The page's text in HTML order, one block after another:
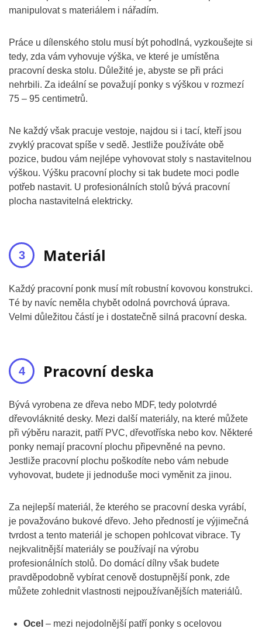
manipulovat s materiálem i nářadím.
Práce u dílenského stolu musí být pohodlná, vyzkoušejte si
tedy, zda vám vyhovuje výška, ve které je umístěna
pracovní deska stolu. Důležité je, abyste se při práci
nehrbili. Za ideální se považují ponky s výškou v rozmezí
75 – 95 centimetrů.
Ne každý však pracuje vestoje, najdou si i tací, kteří jsou
zvyklý pracovat spíše v sedě. Jestliže používáte obě
pozice, budou vám nejlépe vyhovovat stoly s nastavitelnou
výškou. Výšku pracovní plochy si tak budete moci podle
potřeb nastavit. U profesionálních stolů bývá pracovní
plocha nastavitelná elektricky.
Materiál
Každý pracovní ponk musí mít robustní kovovou konstrukci.
Té by navíc neměla chybět odolná povrchová úprava.
Velmi důležitou částí je i dostatečně silná pracovní deska.
Pracovní deska
Bývá vyrobena ze dřeva nebo MDF, tedy polotvrdé
dřevovláknité desky. Mezi další materiály, na které můžete
při výběru narazit, patří PVC, dřevotříska nebo kov. Některé
ponky nemají pracovní plochu připevněné na pevno.
Jestliže pracovní plochu poškodíte nebo vám nebude
vyhovovat, budete ji jednoduše moci vyměnit za jinou.
Za nejlepší materiál, že kterého se pracovní deska vyrábí,
je považováno bukové dřevo. Jeho předností je výjimečná
tvrdost a tento materiál je schopen pohlcovat vibrace. Ty
nejkvalitnější materiály se používají na výrobu
profesionálních stolů. Do domácí dílny však budete
pravděpodobně vybírat cenově dostupnější ponk, zde
můžete zohlednit vlastnosti nejpoužívanějších materiálů.
Ocel – mezi nejodolnější patří ponky s ocelovou